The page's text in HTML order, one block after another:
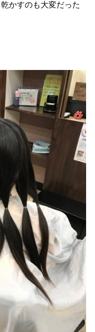
かすのも大変だった